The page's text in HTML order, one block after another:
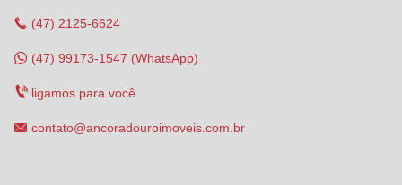
(47) 2125-6624
(47) 99173-1547 (WhatsApp)
ligamos para você
contato@ancoradouroimoveis.com.br